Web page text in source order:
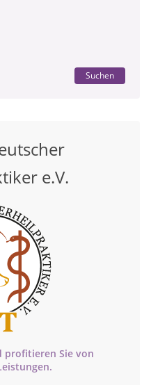
Suchen
e.V.
profitieren Sie von